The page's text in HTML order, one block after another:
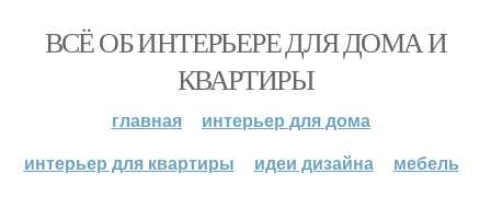
ВСЁ ОБ ИНТЕРЬЕРЕ ДЛЯ ДОМА И
КВАРТИРЫ
главная
интерьер для дома
интерьер для квартиры
идеи дизайна мебель